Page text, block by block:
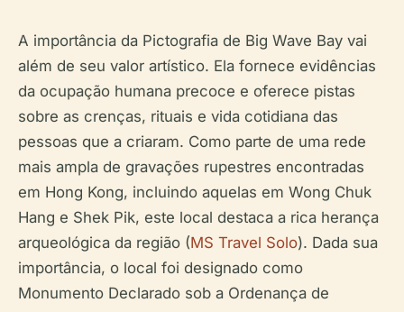
A importância da Pictografia de Big Wave Bay vai
além de seu valor artístico. Ela fornece evidências
da ocupação humana precoce e oferece pistas
sobre as crenças, rituais e vida cotidiana das
pessoas que a criaram. Como parte de uma rede
mais ampla de gravações rupestres encontradas
em Hong Kong, incluindo aquelas em Wong Chuk
Hang e Shek Pik, este local destaca a rica herança
arqueológica da região (MS Travel Solo). Dada sua
importância, o local foi designado como
Monumento Declarado sob a Ordenança de